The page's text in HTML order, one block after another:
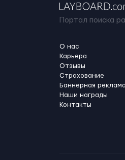
Портал поиска
О нас
Карьера
Отзывы
Страхование
Баннерная реклама
Наши награды
Контакты